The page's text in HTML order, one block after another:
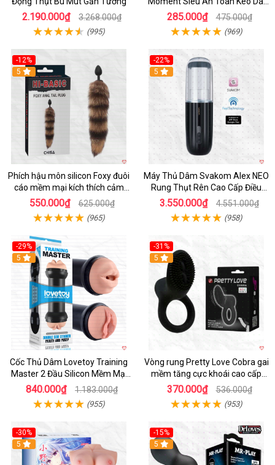
2.190.000₫ 3.268.000₫
(995)
Thời Gian
285.000₫ 475.000₫
(969)
-12%
Hot
5
Phích hậu môn silicon Foxy đuôi
cáo mềm mại kích thích cảm
giác mới
550.000₫ 625.000₫
(965)
-22%
5
Máy Thủ Dâm Svakom Alex NEO
Rung Thụt Rên Cao Cấp Điều
Khiển App
3.550.000₫ 4.551.000₫
(958)
-29%
Hot
5
Cốc Thủ Dâm Lovetoy Training
Master 2 Đầu Silicon Mềm Mại
Tiện Lợi
840.000₫ 1.183.000₫
(955)
-31%
5
Vòng rung Pretty Love Cobra gai
mềm tăng cực khoái cao cấp
chính hãng
370.000₫ 536.000₫
(953)
-30%
Hot
5
-15%
Hot
5